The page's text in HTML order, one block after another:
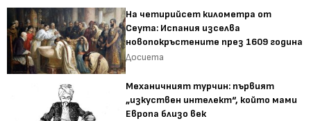
На четирийсет километра от
Сеута: Испания изселва
новопокръстените през 1609 година
Досиета
Механичният турчин: първият
„изкуствен интелект“, който мами
Европа близо век